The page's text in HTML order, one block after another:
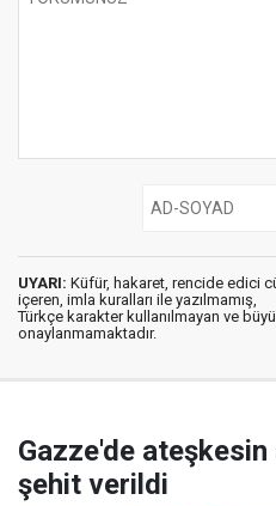
UYARI: Küfür, hakaret, rencide edici
içeren, imla kuralları ile yazılmamış,
Türkçe karakter kullanılmayan ve
onaylanmamaktadır.
Gazze'de ateşkesin
şehit verildi